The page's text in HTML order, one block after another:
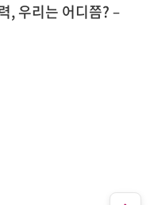
, 우리는 어디쯤? –